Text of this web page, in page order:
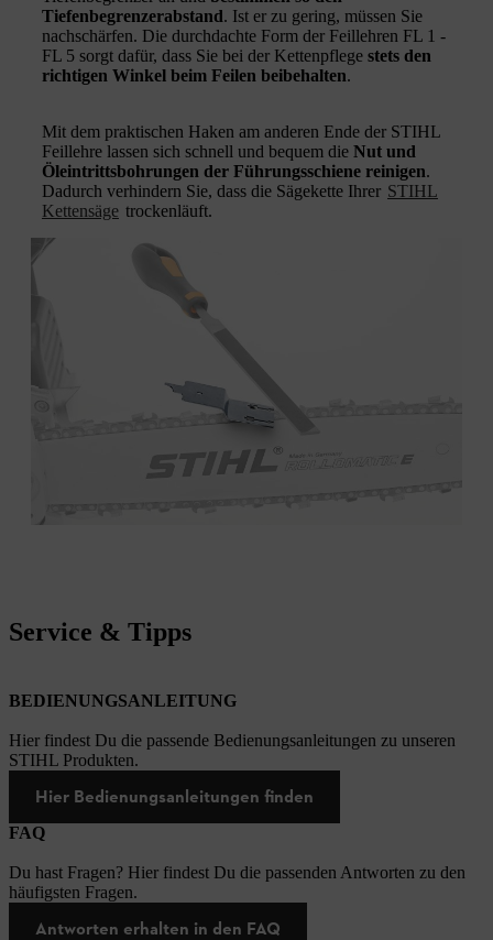
Tiefenbegrenzerabstand. Ist er zu gering, müssen Sie
nachschärfen. Die durchdachte Form der Feillehren FL 1 -
FL 5 sorgt dafür, dass Sie bei der Kettenpflege stets den
richtigen Winkel beim Feilen beibehalten.
Mit dem praktischen Haken am anderen Ende der STIHL
Feillehre lassen sich schnell und bequem die Nut und
Öleintrittsbohrungen der Führungsschiene reinigen.
Dadurch verhindern Sie, dass die Sägekette Ihrer STIHL
Kettensäge trockenläuft.
Service & Tipps
BEDIENUNGSANLEITUNG
Hier findest Du die passende Bedienungsanleitungen zu unseren
STIHL Produkten.
Hier Bedienungsanleitungen finden
FAQ
Du hast Fragen? Hier findest Du die passenden Antworten zu den
häufigsten Fragen.
Antworten erhalten in den FAQ